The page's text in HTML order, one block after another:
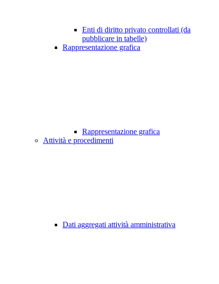
Enti di diritto privato controllati (da
pubblicare in tabelle)
Rappresentazione grafica
Rappresentazione grafica
Attività e procedimenti
Dati aggregati attività amministrativa